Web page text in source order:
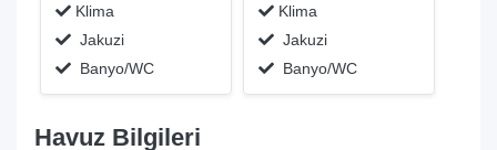
Klima
Jakuzi
Banyo/WC
Klima
Jakuzi
Banyo/WC
Havuz Bilgileri